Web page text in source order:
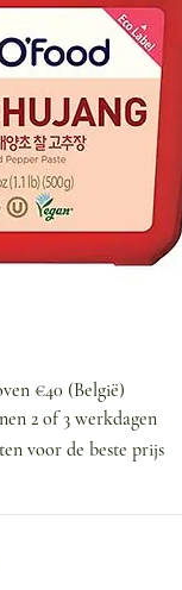
€40 (België)
2 of 3 werkdagen
voor de beste prijs